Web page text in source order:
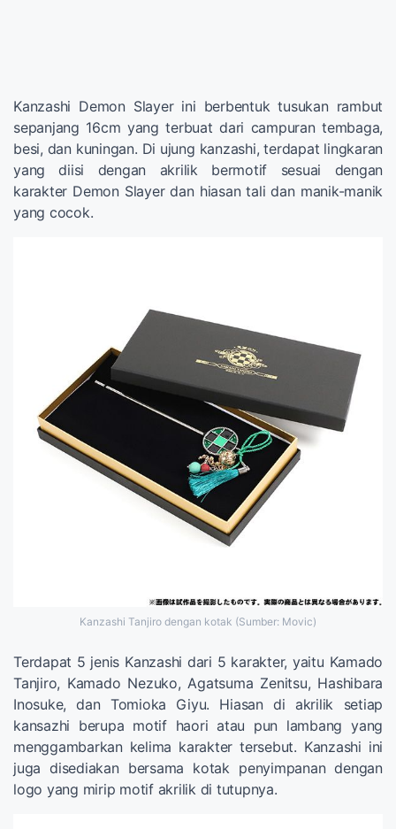
Kanzashi Demon Slayer ini berbentuk tusukan rambut
sepanjang 16cm yang terbuat dari campuran tembaga,
besi, dan kuningan. Di ujung kanzashi, terdapat lingkaran
yang diisi dengan akrilik bermotif sesuai dengan
karakter Demon Slayer dan hiasan tali dan manik-manik
yang cocok.
Kanzashi Tanjiro dengan kotak (Sumber: Movic)
Terdapat 5 jenis Kanzashi dari 5 karakter, yaitu Kamado
Tanjiro, Kamado Nezuko, Agatsuma Zenitsu, Hashibara
Inosuke, dan Tomioka Giyu. Hiasan di akrilik setiap
kansazhi berupa motif haori atau pun lambang yang
menggambarkan kelima karakter tersebut. Kanzashi ini
juga disediakan bersama kotak penyimpanan dengan
logo yang mirip motif akrilik di tutupnya.